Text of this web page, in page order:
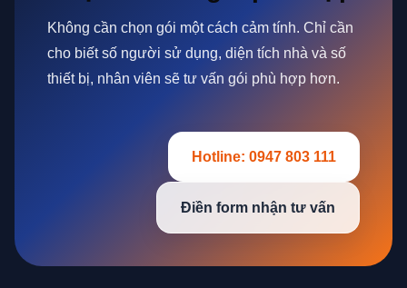
Không cần chọn gói một cách cảm tính. Chỉ cần
cho biết số người sử dụng, diện tích nhà và số
thiết bị, nhân viên sẽ tư vấn gói phù hợp hơn.
Hotline: 0947 803 111
Điền form nhận tư vấn